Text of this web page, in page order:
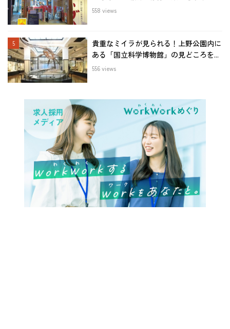
558 views
貴重なミイラが見られる！上野公園内に
ある「国立科学博物館」の見どころを...
556 views